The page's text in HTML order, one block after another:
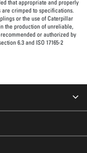
that appropriate and properly
crimped to specifications.
or the use of Caterpillar
the production of unreliable,
or authorized by
6.3 and ISO 17165-2